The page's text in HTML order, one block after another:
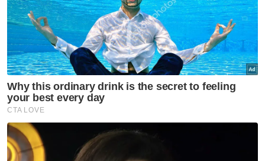
UMNO Kedah yakin Ahmad Zahid bina semula parti
Ahmad Zahid beri pelaburan RM10 juta, bukan
pinjaman - Datuk K
UMNO Bukit Bendera sokong Zahid kekal presiden
parti
ARTIKEL BERKAITAN: